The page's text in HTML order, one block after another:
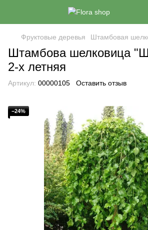
Фруктовые деревья Штамбовая
Штамбова шелковица
2-х летняя
Артикул: 00000105 Оставить отзыв
−24%